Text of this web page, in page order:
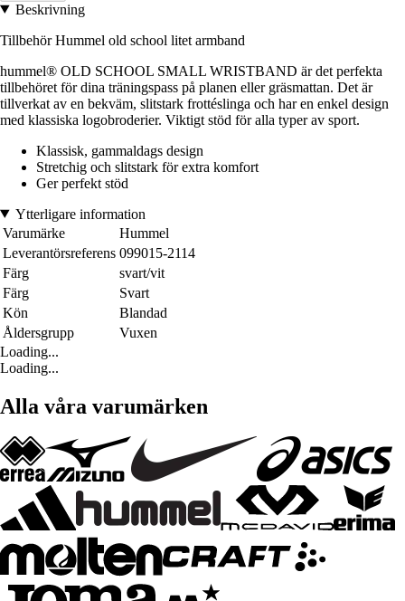
Beskrivning
Tillbehör Hummel old school litet armband
hummel® OLD SCHOOL SMALL WRISTBAND är det perfekta
tillbehöret för dina träningspass på planen eller gräsmattan. Det är
tillverkat av en bekväm, slitstark frottéslinga och har en enkel design
med klassiska logobroderier. Viktigt stöd för alla typer av sport.
Klassisk, gammaldags design
Stretchig och slitstark för extra komfort
Ger perfekt stöd
Ytterligare information
Varumärke
Hummel
Leverantörsreferens 099015-2114
Färg
svart/vit
Färg
Svart
Kön
Blandad
Åldersgrupp
Vuxen
Loading...
Loading...
Alla våra varumärken